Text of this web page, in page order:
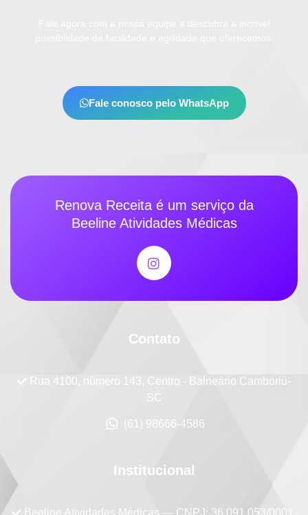
Fale conosco pelo WhatsApp
Renova Receita é um serviço da
Beeline Atividades Médicas
Contato
Rua 4100, número 143, Centro - Balneário Camboriú-
SC
(61) 98666-4586
Institucional
Beeline Atividades Médicas — CNPJ: 36.091.053/0001-